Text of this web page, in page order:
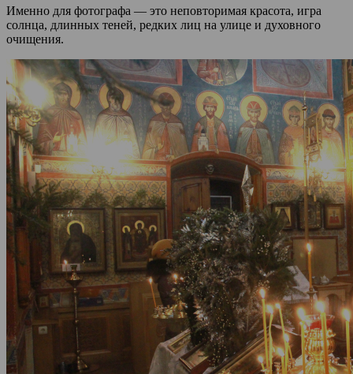
Именно для фотографа — это неповторимая красота, игра
солнца, длинных теней, редких лиц на улице и духовного
очищения.